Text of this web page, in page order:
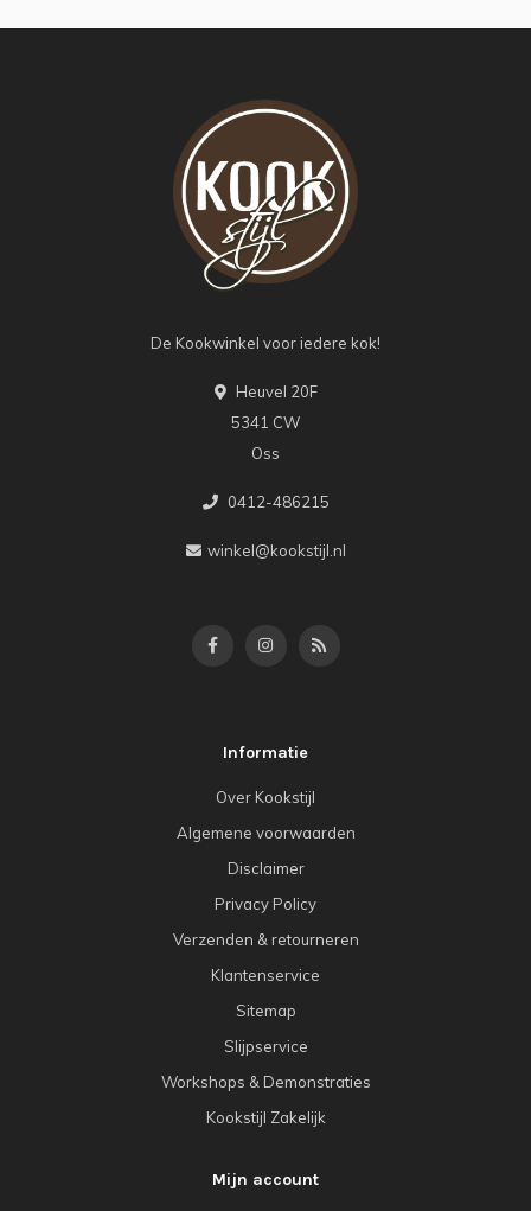
De Kookwinkel voor iedere kok!
Heuvel 20F
5341 CW
Oss
0412-486215
winkel@kookstijl.nl
Informatie
Over Kookstijl
Algemene voorwaarden
Disclaimer
Privacy Policy
Verzenden & retourneren
Klantenservice
Sitemap
Slijpservice
Workshops & Demonstraties
Kookstijl Zakelijk
Mijn account